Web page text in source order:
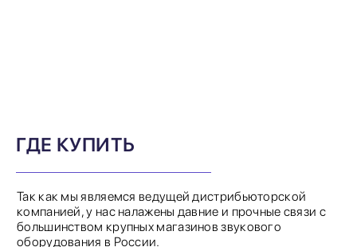
ГДЕ КУПИТЬ
Так как мы являемся ведущей дистрибьюторской
компанией, у нас налажены давние и прочные связи с
большинством крупных магазинов звукового
оборудования в России.